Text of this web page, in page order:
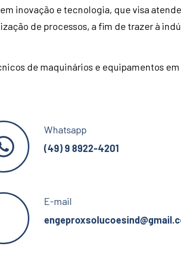
inovação e tecnologia, que visa
de processos, a fim de trazer à
de maquinários e equipamentos
Whatsapp
(49) 9 8922-4201
E-mail